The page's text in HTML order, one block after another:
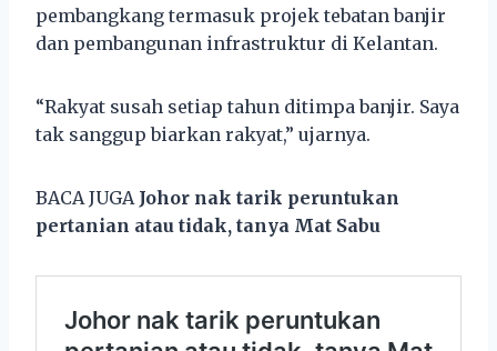
pembangkang termasuk projek tebatan banjir
dan pembangunan infrastruktur di Kelantan.
“Rakyat susah setiap tahun ditimpa banjir. Saya
tak sanggup biarkan rakyat,” ujarnya.
BACA JUGA Johor nak tarik peruntukan
pertanian atau tidak, tanya Mat Sabu